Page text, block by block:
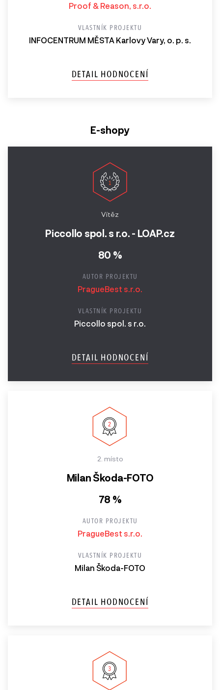
Proof & Reason, s.r.o.
VLASTNÍK PROJEKTU
INFOCENTRUM MĚSTA Karlovy Vary, o. p. s.
DETAIL HODNOCENÍ
E-shopy
Vítěz
Piccollo spol. s r.o. - LOAP.cz
80 %
AUTOR PROJEKTU
PragueBest s.r.o.
VLASTNÍK PROJEKTU
Piccollo spol. s r.o.
DETAIL HODNOCENÍ
2. místo
Milan Škoda-FOTO
78 %
AUTOR PROJEKTU
PragueBest s.r.o.
VLASTNÍK PROJEKTU
Milan Škoda-FOTO
DETAIL HODNOCENÍ